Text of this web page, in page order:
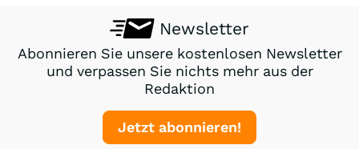
Newsletter
Abonnieren Sie unsere kostenlosen Newsletter
und verpassen Sie nichts mehr aus der
Redaktion
Jetzt abonnieren!